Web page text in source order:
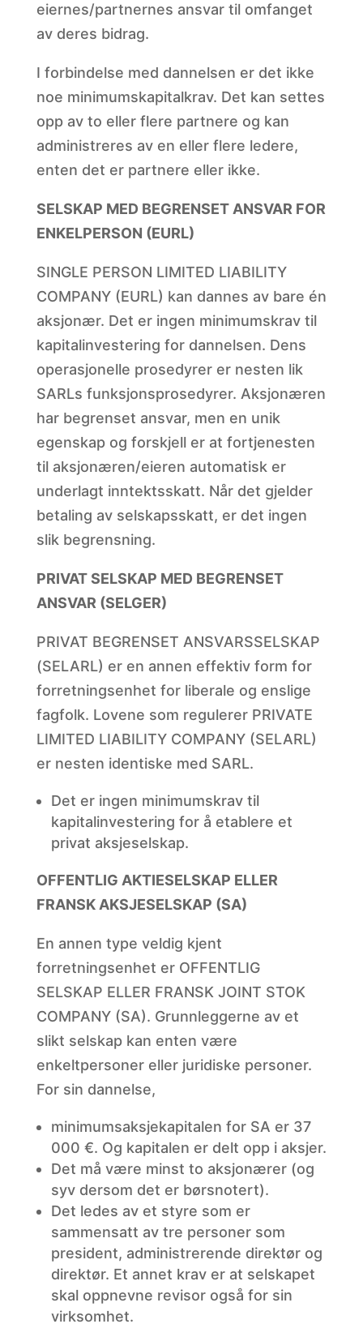
eiernes/partnernes ansvar til omfanget
av deres bidrag.
I forbindelse med dannelsen er det ikke
noe minimumskapitalkrav. Det kan settes
opp av to eller flere partnere og kan
administreres av en eller flere ledere,
enten det er partnere eller ikke.
SELSKAP MED BEGRENSET ANSVAR FOR
ENKELPERSON (EURL)
SINGLE PERSON LIMITED LIABILITY
COMPANY (EURL) kan dannes av bare én
aksjonær. Det er ingen minimumskrav til
kapitalinvestering for dannelsen. Dens
operasjonelle prosedyrer er nesten lik
SARLs funksjonsprosedyrer. Aksjonæren
har begrenset ansvar, men en unik
egenskap og forskjell er at fortjenesten
til aksjonæren/eieren automatisk er
underlagt inntektsskatt. Når det gjelder
betaling av selskapsskatt, er det ingen
slik begrensning.
PRIVAT SELSKAP MED BEGRENSET
ANSVAR (SELGER)
PRIVAT BEGRENSET ANSVARSSELSKAP
(SELARL) er en annen effektiv form for
forretningsenhet for liberale og enslige
fagfolk. Lovene som regulerer PRIVATE
LIMITED LIABILITY COMPANY (SELARL)
er nesten identiske med SARL.
Det er ingen minimumskrav til
kapitalinvestering for å etablere et
privat aksjeselskap.
OFFENTLIG AKTIESELSKAP ELLER
FRANSK AKSJESELSKAP (SA)
En annen type veldig kjent
forretningsenhet er OFFENTLIG
SELSKAP ELLER FRANSK JOINT STOK
COMPANY (SA). Grunnleggerne av et
slikt selskap kan enten være
enkeltpersoner eller juridiske personer.
For sin dannelse,
minimumsaksjekapitalen for SA er 37
000 €. Og kapitalen er delt opp i aksjer.
Det må være minst to aksjonærer (og
syv dersom det er børsnotert).
Det ledes av et styre som er
sammensatt av tre personer som
president, administrerende direktør og
direktør. Et annet krav er at selskapet
skal oppnevne revisor også for sin
virksomhet.